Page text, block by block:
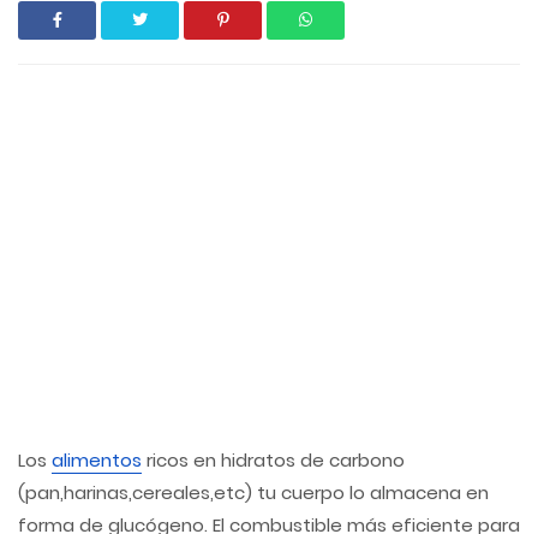
Los alimentos ricos en hidratos de carbono
(pan,harinas,cereales,etc) tu cuerpo lo almacena en
forma de glucógeno. El combustible más eficiente para